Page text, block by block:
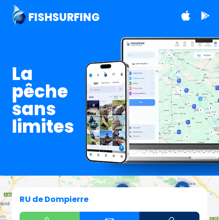
FISHSURFING
La
pêche
sans
limites
RU de Dompierre